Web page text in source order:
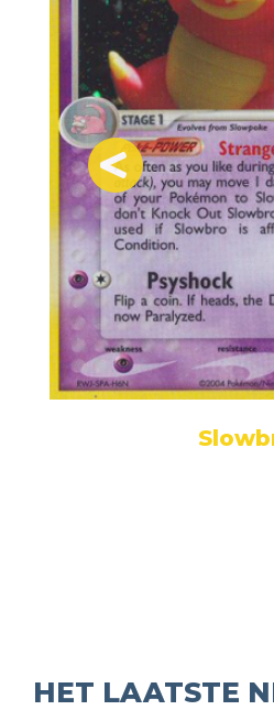
HET LAATSTE